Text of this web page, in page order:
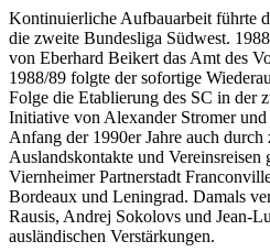
Kontinuierliche Aufbauarbeit führte
die zweite Bundesliga Südwest.
von Eberhard Beikert das Amt des
1988/89 folgte der sofortige
Folge die Etablierung des SC in der
Initiative von Alexander Stromer
Anfang der 1990er Jahre auch
Auslandskontakte und Vereinsreisen
Viernheimer Partnerstadt
Bordeaux und Leningrad. Damals
Rausis, Andrej Sokolovs und Jean-
ausländischen Verstärkungen.